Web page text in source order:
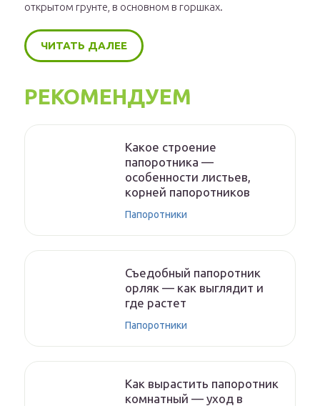
открытом грунте, в основном в горшках.
ЧИТАТЬ ДАЛЕЕ
РЕКОМЕНДУЕМ
Какое строение
папоротника —
особенности листьев,
корней папоротников
Папоротники
Съедобный папоротник
орляк — как выглядит и
где растет
Папоротники
Как вырастить папоротник
комнатный — уход в